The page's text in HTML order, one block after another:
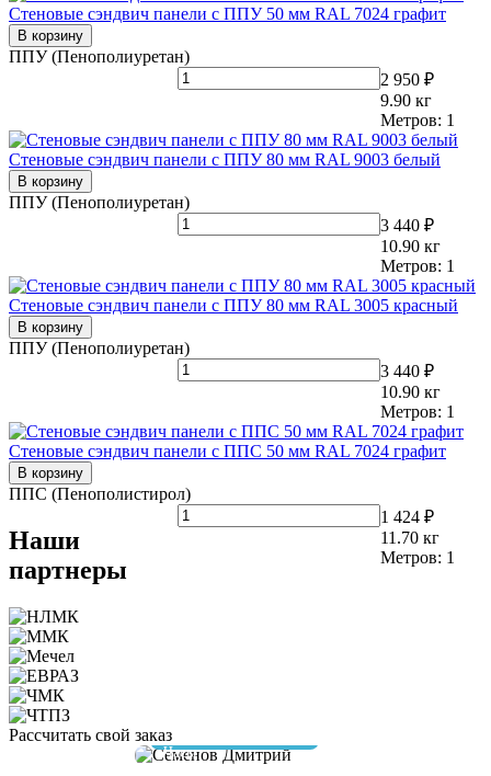
Стеновые сэндвич панели с ППУ 50 мм RAL 7024 графит
В корзину
ППУ (Пенополиуретан)
2 950 ₽
9.90 кг
Метров: 1
Стеновые сэндвич панели с ППУ 80 мм RAL 9003 белый
В корзину
ППУ (Пенополиуретан)
3 440 ₽
10.90 кг
Метров: 1
Стеновые сэндвич панели с ППУ 80 мм RAL 3005 красный
В корзину
ППУ (Пенополиуретан)
3 440 ₽
10.90 кг
Метров: 1
Стеновые сэндвич панели с ППС 50 мм RAL 7024 графит
В корзину
ППС (Пенополистирол)
1 424 ₽
11.70 кг
Метров: 1
Наши
партнеры
Рассчитать свой заказ